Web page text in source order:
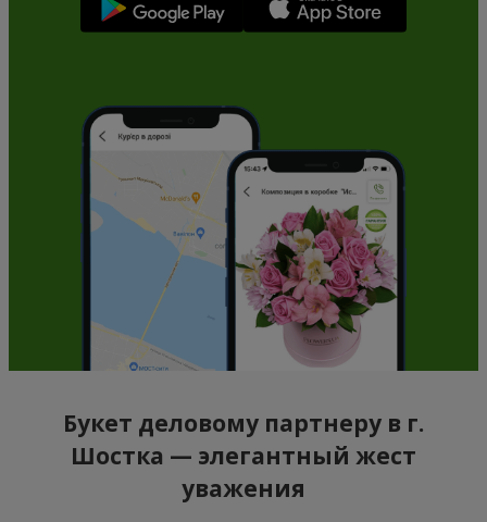
Букет деловому партнеру в г.
Шостка — элегантный жест
уважения